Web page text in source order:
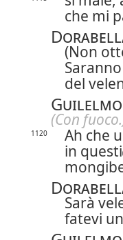
che mi
(Non
del
Guilelmo
(Con
1120
Ah che
in questi
Sarà
fatevi